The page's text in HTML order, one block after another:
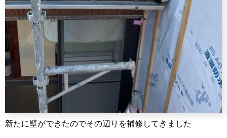
新たに壁ができたのでその辺りを補修してきました